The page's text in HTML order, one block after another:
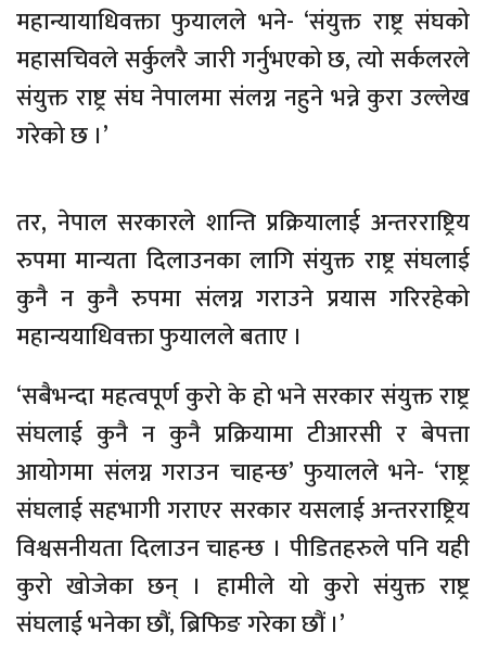
महान्यायाधिवक्ता फुयालले भने- ‘संयुक्त राष्ट्र संघको
महासचिवले सर्कुलरै जारी गर्नुभएको छ, त्यो सर्कलरले
संयुक्त राष्ट्र संघ नेपालमा संलग्न नहुने भन्ने कुरा उल्लेख
गरेको छ ।’
तर, नेपाल सरकारले शान्ति प्रक्रियालाई अन्तरराष्ट्रिय
रुपमा मान्यता दिलाउनका लागि संयुक्त राष्ट्र संघलाई
कुनै न कुनै रुपमा संलग्न गराउने प्रयास गरिरहेको
महान्ययाधिवक्ता फुयालले बताए ।
‘सबैभन्दा महत्वपूर्ण कुरो के हो भने सरकार संयुक्त राष्ट्र
संघलाई कुनै न कुनै प्रक्रियामा टीआरसी र बेपत्ता
आयोगमा संलग्न गराउन चाहन्छ’ फुयालले भने- ‘राष्ट्र
संघलाई सहभागी गराएर सरकार यसलाई अन्तरराष्ट्रिय
विश्वसनीयता दिलाउन चाहन्छ । पीडितहरुले पनि यही
कुरो खोजेका छन् । हामीले यो कुरो संयुक्त राष्ट्र
संघलाई भनेका छौं, ब्रिफिङ गरेका छौं ।’